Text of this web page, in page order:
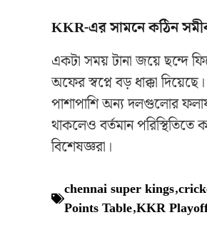
KKR-এর সামনে কঠিন
একটা সময় টানা জয়ে ছন্দে
অফের স্বপ্নে বড় ধাক্কা
পাশাপাশি অন্য দলগুলোর
থাকলেও বর্তমান
বিশেষজ্ঞরা।
chennai super kings,
Points Table,KKR